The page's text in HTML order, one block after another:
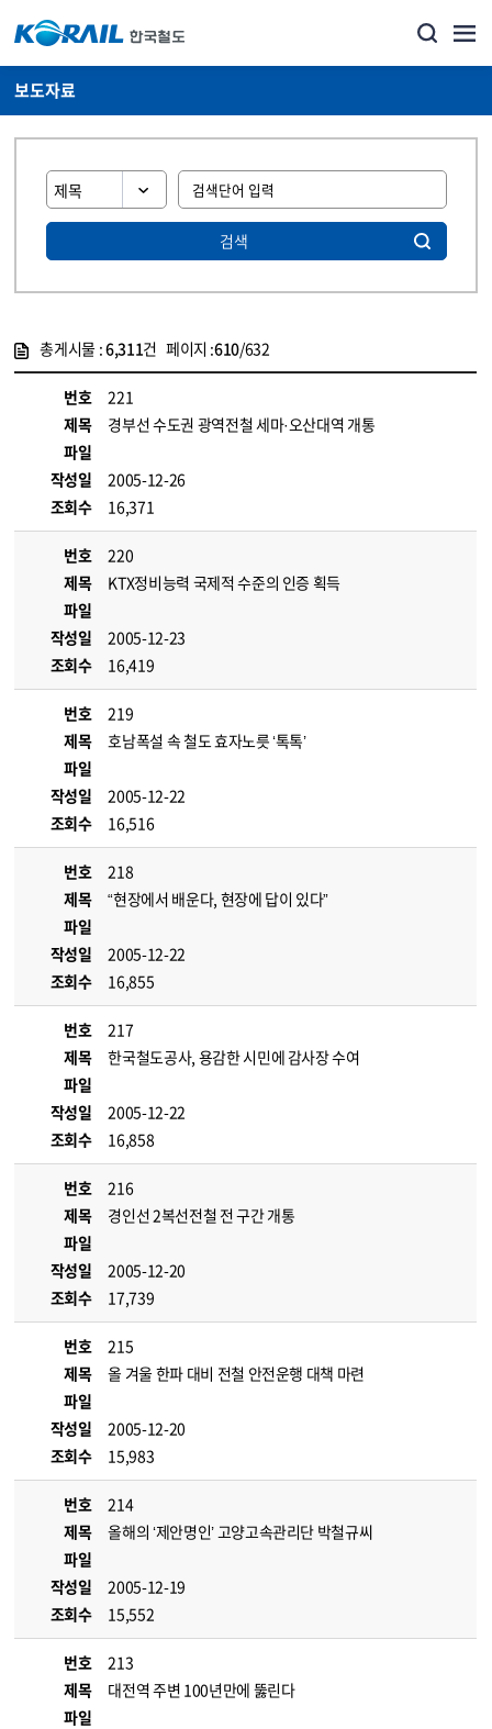
보도자료
검색
총게시물 :6,311건 페이지 :610/632
번호
221
제목
경부선 수도권 광역전철 세마·오산대역 개통
파일
작성일
2005-12-26
조회수
16,371
번호
220
제목
KTX정비능력 국제적 수준의 인증 획득
파일
작성일
2005-12-23
조회수
16,419
번호
219
제목
호남폭설 속 철도 효자노릇 ‘톡톡’
파일
작성일
2005-12-22
조회수
16,516
번호
218
제목
“현장에서 배운다, 현장에 답이 있다”
파일
작성일
2005-12-22
조회수
16,855
번호
217
제목
한국철도공사, 용감한 시민에 감사장 수여
파일
작성일
2005-12-22
조회수
16,858
번호
216
제목
경인선 2복선전철 전 구간 개통
파일
작성일
2005-12-20
조회수
17,739
번호
215
제목
올 겨울 한파 대비 전철 안전운행 대책 마련
파일
작성일
2005-12-20
조회수
15,983
번호
214
제목
올해의 ‘제안명인’ 고양고속관리단 박철규씨
파일
작성일
2005-12-19
조회수
15,552
번호
213
제목
대전역 주변 100년만에 뚫린다
파일